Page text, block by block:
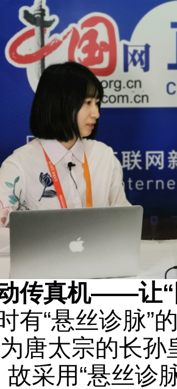
传真机——让“
有“悬丝诊脉”
唐太宗的长孙
故采用“悬丝诊